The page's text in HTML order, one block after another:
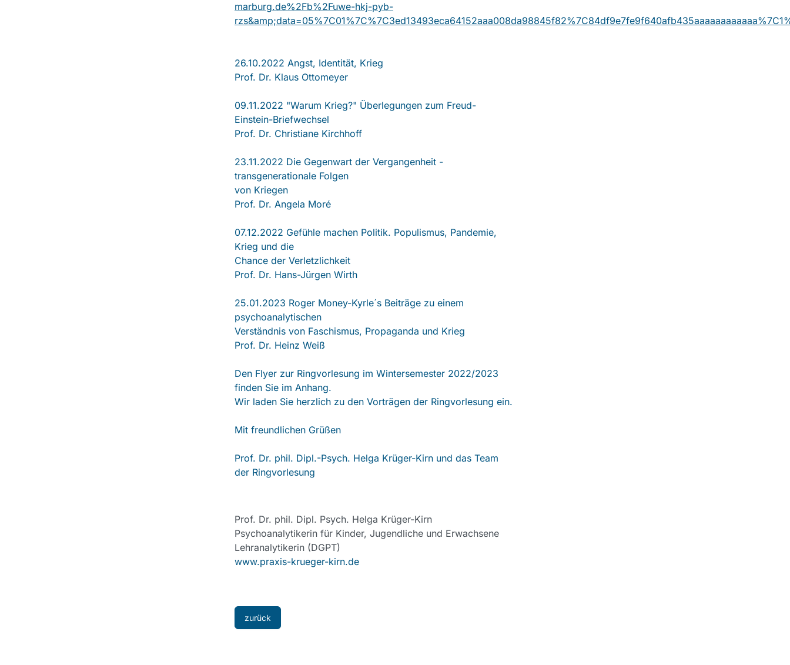
marburg.de%2Fb%2Fuwe-hkj-pyb-
26.10.2022 Angst, Identität, Krieg
Prof. Dr. Klaus Ottomeyer
09.11.2022 "Warum Krieg?" Überlegungen zum Freud-
Einstein-Briefwechsel
Prof. Dr. Christiane Kirchhoff
23.11.2022 Die Gegenwart der Vergangenheit -
transgenerationale Folgen
von Kriegen
Prof. Dr. Angela Moré
07.12.2022 Gefühle machen Politik. Populismus, Pandemie,
Krieg und die
Chance der Verletzlichkeit
Prof. Dr. Hans-Jürgen Wirth
25.01.2023 Roger Money-Kyrle´s Beiträge zu einem
psychoanalytischen
Verständnis von Faschismus, Propaganda und Krieg
Prof. Dr. Heinz Weiß
Den Flyer zur Ringvorlesung im Wintersemester 2022/2023
finden Sie im Anhang.
Wir laden Sie herzlich zu den Vorträgen der Ringvorlesung ein.
Mit freundlichen Grüßen
Prof. Dr. phil. Dipl.-Psych. Helga Krüger-Kirn und das Team
der Ringvorlesung
Prof. Dr. phil. Dipl. Psych. Helga Krüger-Kirn
Psychoanalytikerin für Kinder, Jugendliche und Erwachsene
Lehranalytikerin (DGPT)
www.praxis-krueger-kirn.de
zurück